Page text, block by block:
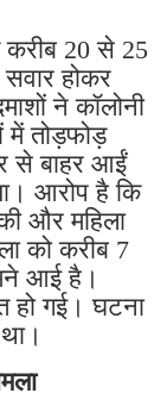
20 से 25
सवार होकर
ने कॉलोनी
में तोड़फोड़
से बाहर आईं
आरोप है कि
और महिला
को करीब 7
आई है।
हो गई। घटना